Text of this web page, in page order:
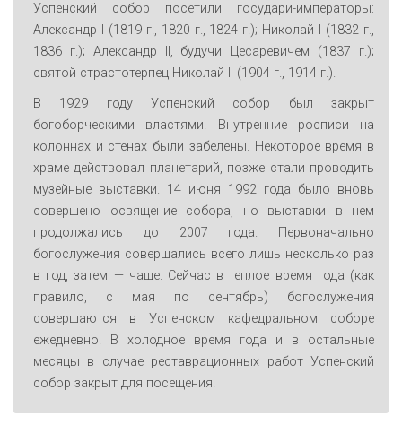
Успенский собор посетили государи-императоры:
Александр I (1819 г., 1820 г., 1824 г.); Николай I (1832 г.,
1836 г.); Александр II, будучи Цесаревичем (1837 г.);
святой страстотерпец Николай II (1904 г., 1914 г.).
В 1929 году Успенский собор был закрыт
богоборческими властями. Внутренние росписи на
колоннах и стенах были забелены. Некоторое время в
храме действовал планетарий, позже стали проводить
музейные выставки. 14 июня 1992 года было вновь
совершено освящение собора, но выставки в нем
продолжались до 2007 года. Первоначально
богослужения совершались всего лишь несколько раз
в год, затем — чаще. Сейчас в теплое время года (как
правило, с мая по сентябрь) богослужения
совершаются в Успенском кафедральном соборе
ежедневно. В холодное время года и в остальные
месяцы в случае реставрационных работ Успенский
собор закрыт для посещения.